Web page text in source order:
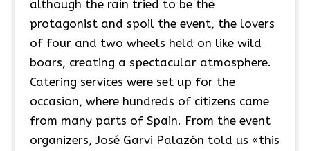
although the rain tried to be the
protagonist and spoil the event, the lovers
of four and two wheels held on like wild
boars, creating a spectacular atmosphere.
Catering services were set up for the
occasion, where hundreds of citizens came
from many parts of Spain. From the event
organizers, José Garvi Palazón told us «this